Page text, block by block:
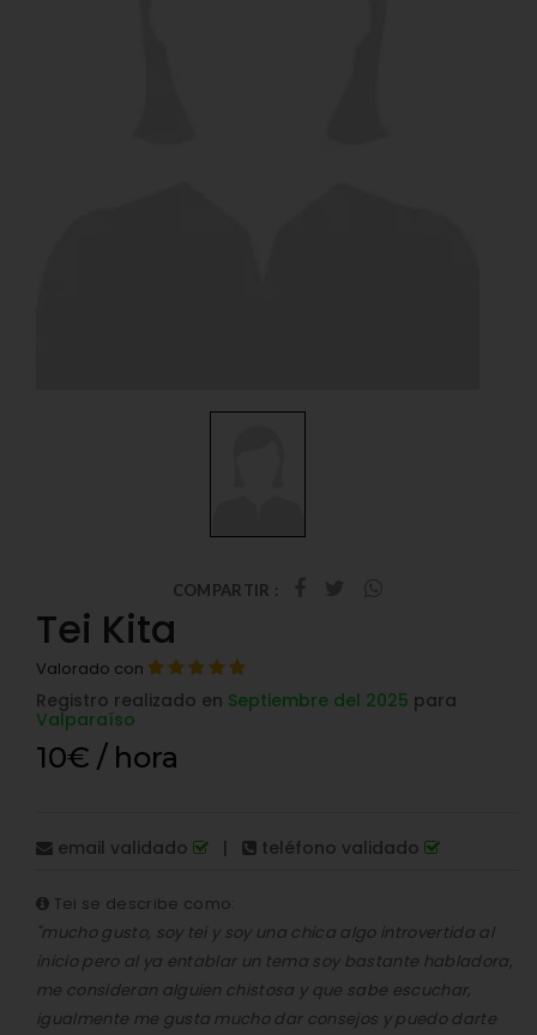
COMPARTIR :
Tei Kita
Valorado con
Registro realizado en Septiembre del 2025 para
Valparaíso
10€ / hora
email validado | teléfono validado
Tei se describe como:
"mucho gusto, soy tei y soy una chica algo introvertida al
inicio pero al ya entablar un tema soy bastante habladora,
me consideran alguien chistosa y que sabe escuchar,
igualmente me gusta mucho dar consejos y puedo darte